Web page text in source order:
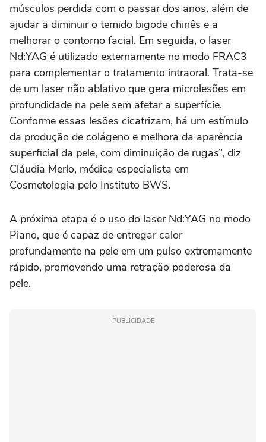
músculos perdida com o passar dos anos, além de
ajudar a diminuir o temido bigode chinês e a
melhorar o contorno facial. Em seguida, o laser
Nd:YAG é utilizado externamente no modo FRAC3
para complementar o tratamento intraoral. Trata-se
de um laser não ablativo que gera microlesões em
profundidade na pele sem afetar a superfície.
Conforme essas lesões cicatrizam, há um estímulo
da produção de colágeno e melhora da aparência
superficial da pele, com diminuição de rugas”, diz
Cláudia Merlo, médica especialista em
Cosmetologia pelo Instituto BWS.
A próxima etapa é o uso do laser Nd:YAG no modo
Piano, que é capaz de entregar calor
profundamente na pele em um pulso extremamente
rápido, promovendo uma retração poderosa da
pele.
PUBLICIDADE